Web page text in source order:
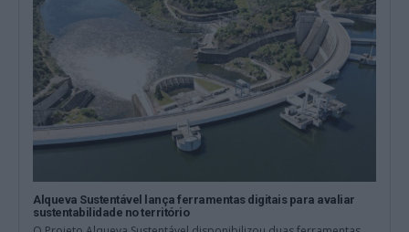
Alqueva Sustentável lança ferramentas digitais para avaliar
sustentabilidade no território